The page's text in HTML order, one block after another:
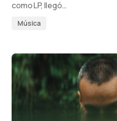
como LP, llegó…
Música